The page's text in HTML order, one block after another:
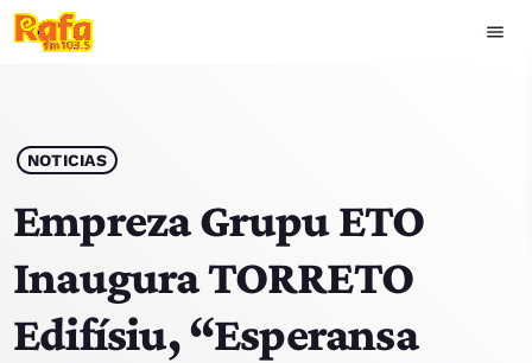
menu
play_arrow OUVIR RAFA
HOME
NOTISIA
NOTICIAS
Empreza Grupu ETO
Inaugura TORRETO
Edifísiu, “Esperansa